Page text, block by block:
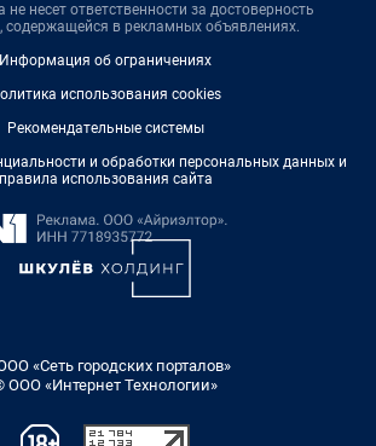
не несет ответственности за достоверность
в рекламных объявлениях.
Информация об ограничениях
использования cookies
Рекомендательные системы
и обработки персональных данных и
правила использования сайта
«Сеть городских порталов»
ООО «Интернет Технологии»